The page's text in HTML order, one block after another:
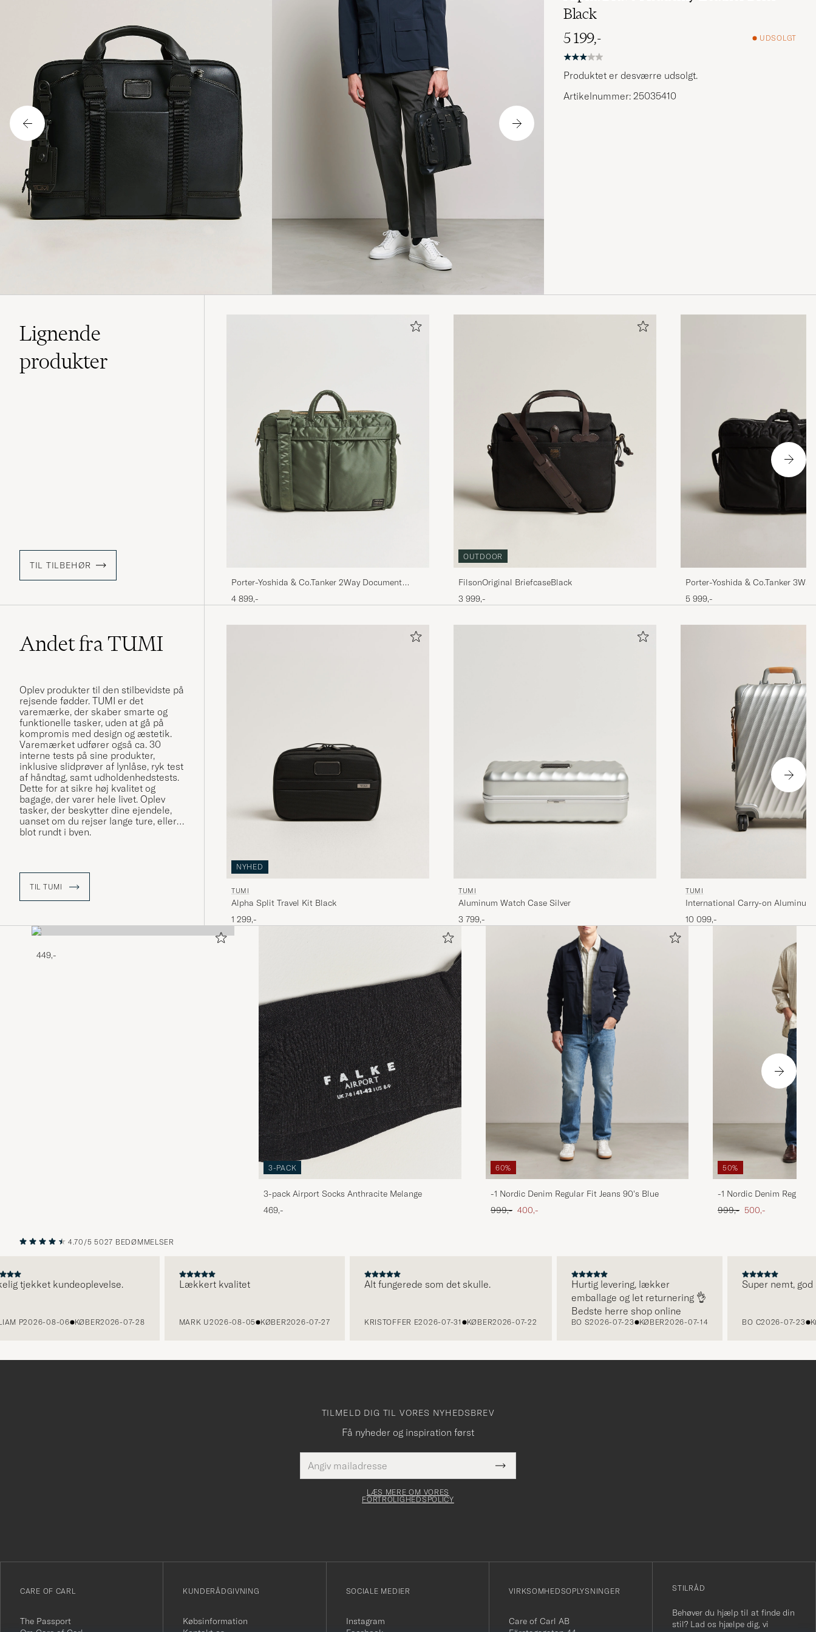
Black
5 199,-
UDSOLGT
Produktet er desværre udsolgt.
Artikelnummer: 25035410
Lignende
produkter
TIL TILBEHØR
Porter-Yoshida & Co.Tanker 2Way Document
BagSage Green
4 899,-
OUTDOOR
FilsonOriginal BriefcaseBlack
3 999,-
Porter-Yoshida & Co.Tanker
BagBlack
5 999,-
Andet fra TUMI
Oplev produkter til den stilbevidste på
rejsende fødder. TUMI er det
varemærke, der skaber smarte og
funktionelle tasker, uden at gå på
kompromis med design og æstetik.
Varemærket udfører også ca. 30
interne tests på sine produkter,
inklusive slidprøver af lynlåse, ryk test
af håndtag, samt udholdenhedstests.
Dette for at sikre høj kvalitet og
bagage, der varer hele livet. Oplev
tasker, der beskytter dine ejendele,
uanset om du rejser lange ture, eller
blot rundt i byen.
TIL TUMI
NYHED
TUMI
Alpha Split Travel Kit Black
1 299,-
TUMI
Aluminum Watch Case Silver
3 799,-
TUMI
International Carry-on Aluminum
Silver
10 099,-
449,-
3-PACK
3-pack Airport Socks Anthracite Melange
469,-
60%
-1 Nordic Denim Regular Fit Jeans 90's Blue
Ordinary pris
999,- Nedsat pris
400,-
50%
-1 Nordic Denim Regular
Ordinary pris
999,- Nedsat pris
500,-
NÆSTE
4.70/5 5027 BEDØMMELSER
tjekket kundeoplevelse.
P2026-08-06 KØBER2026-07-28
Lækkert kvalitet
MARK U 2026-08-05 KØBER2026-07-27
Alt fungerede som det skulle.
KRISTOFFER E2026-07-31 KØBER2026-07-22
Hurtig levering, lækker
emballage og let returnering 👌
Bedste herre shop online
BO S2026-07-23 KØBER2026-07-14
Super nemt, god
BO C2026-07-23
TILMELD DIG TIL VORES NYHEDSBREV
Få nyheder og inspiration først
mailadresse
Dette
felt skal
Submit
Newsletter
till
nyhetsbrev!
LÆS MERE OM VORES
FORTROLIGHEDSPOLICY
CARE OF CARL
The Passport
KUNDERÅDGIVNING
Købsinformation
SOCIALE MEDIER
Instagram
VIRKSOMHEDSOPLYSNINGER
Care of Carl AB
STILRÅD
Behøver du hjælp til at finde din
stil? Lad os hjælpe dig, vi